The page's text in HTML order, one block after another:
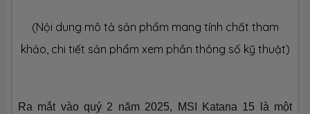
Dung lượng SSD 512GB M.2
(Nội dung mô tả sản phẩm mang tính chất tham
khảo, chi tiết sản phẩm xem phần thông số kỹ thuật)
Ra mắt vào quý 2 năm 2025, MSI Katana 15 là một